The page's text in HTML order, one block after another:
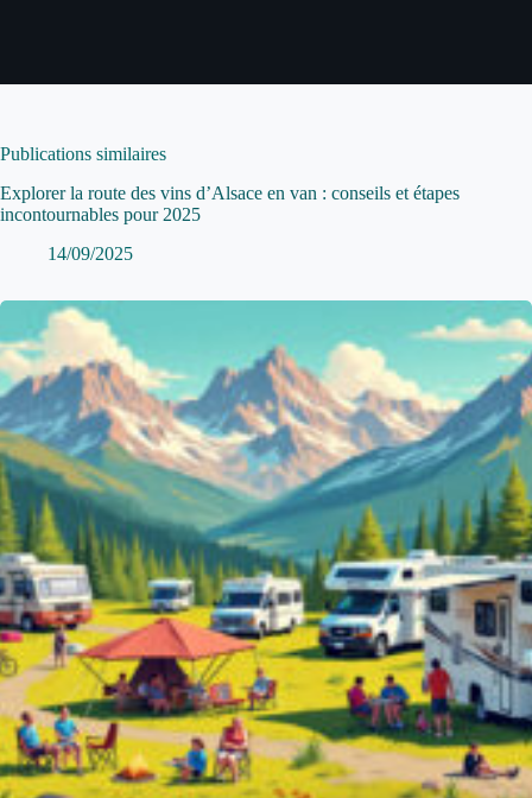
Publications similaires
Explorer la route des vins d’Alsace en van : conseils et étapes
incontournables pour 2025
14/09/2025